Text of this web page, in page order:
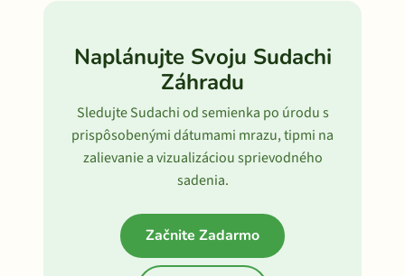
Naplánujte Svoju Sudachi
Záhradu
Sledujte Sudachi od semienka po úrodu s
prispôsobenými dátumami mrazu, tipmi na
zalievanie a vizualizáciou sprievodného
sadenia.
Začnite Zadarmo